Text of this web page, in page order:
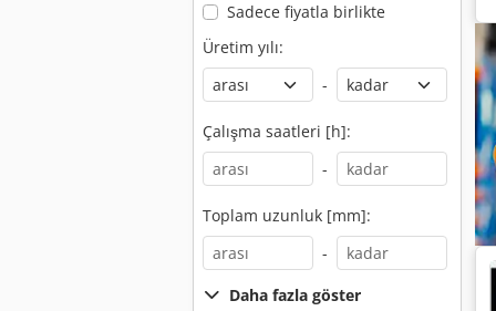
Sadece fiyatla birlikte
Üretim yılı:
-
Çalışma saatleri [h]:
-
Toplam uzunluk [mm]:
-
Daha fazla göster